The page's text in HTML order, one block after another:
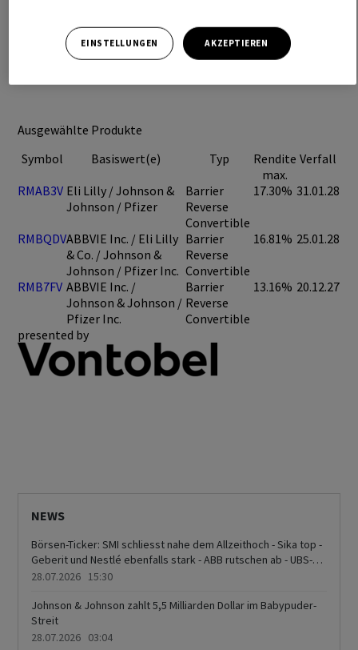
Ausgewählte Produkte
Symbol
Basiswert(e) Typ
Rendite
max.
Verfall
RMAB3V Eli Lilly / Johnson &
Johnson / Pfizer
Barrier
Reverse
Convertible
17.30% 31.01.28
RMBQDVABBVIE Inc. / Eli Lilly
& Co. / Johnson &
Johnson / Pfizer Inc.
Barrier
Reverse
Convertible
16.81% 25.01.28
RMB7FV ABBVIE Inc. /
Johnson & Johnson /
Pfizer Inc.
Barrier
Reverse
Convertible
13.16% 20.12.27
presented by
NEWS
Börsen-Ticker: SMI schliesst nahe dem Allzeithoch - Sika top -
Geberit und Nestlé ebenfalls stark - ABB rutschen ab - UBS-
Anleger vor Zahlenvorlage mit Zurückhaltung
28.07.2026 15:30
Johnson & Johnson zahlt 5,5 Milliarden Dollar im Babypuder-
Streit
28.07.2026 03:04
EINSTELLUNGEN AKZEPTIEREN